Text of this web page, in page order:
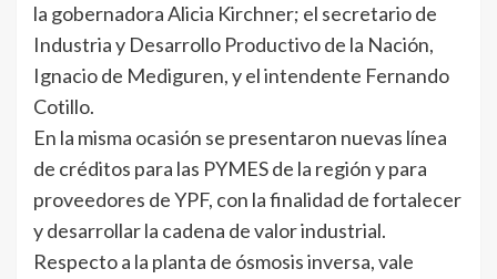
la gobernadora Alicia Kirchner; el secretario de
Industria y Desarrollo Productivo de la Nación,
Ignacio de Mediguren, y el intendente Fernando
Cotillo.
En la misma ocasión se presentaron nuevas línea
de créditos para las PYMES de la región y para
proveedores de YPF, con la finalidad de fortalecer
y desarrollar la cadena de valor industrial.
Respecto a la planta de ósmosis inversa, vale